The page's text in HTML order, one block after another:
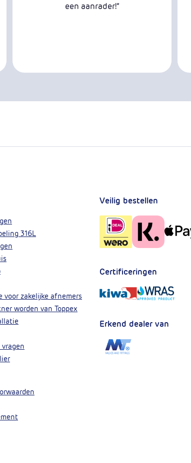
een aanrader!”
316L
(Huidige pagina)
voor zakelijke afnemers
worden van Toppex
Veilig bestellen
Certificeringen
Erkend dealer van